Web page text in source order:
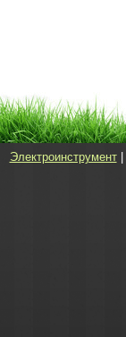
Электроинструмент|